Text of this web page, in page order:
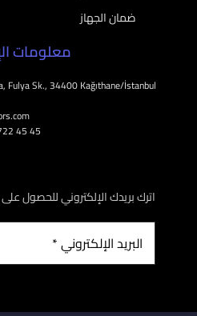
ضمان الجهاز
معلومات
Fulya Sk., 34400 Kağıthane/İstanbul
45 45
اترك بريدك الإلكتروني للحصول على